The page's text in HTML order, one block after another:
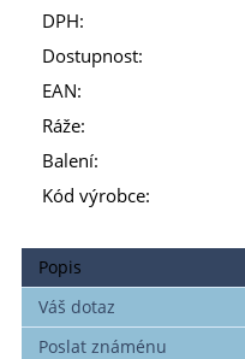
DPH:
Dostupnost:
EAN:
Ráže:
Balení:
Kód výrobce:
Popis
Váš dotaz
Poslat známénu